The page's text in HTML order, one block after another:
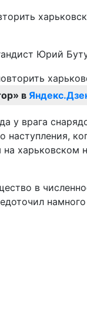
Юрий
в
врага
в